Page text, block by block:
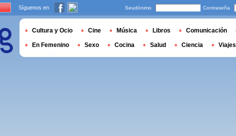
Síguenos en Seudónimo Contraseña
Cultura y Ocio Cine Música Libros Comunicación
En Femenino Sexo Cocina Salud Ciencia Viajes